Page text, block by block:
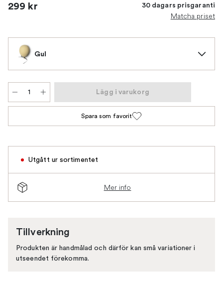
299 kr 30 dagars prisgaranti
Matcha priset
Gul
Lägg i varukorg
Spara som favorit
Utgått ur sortimentet
Mer info
Tillverkning
Produkten är handmålad och därför kan små variationer i
utseendet förekomma.